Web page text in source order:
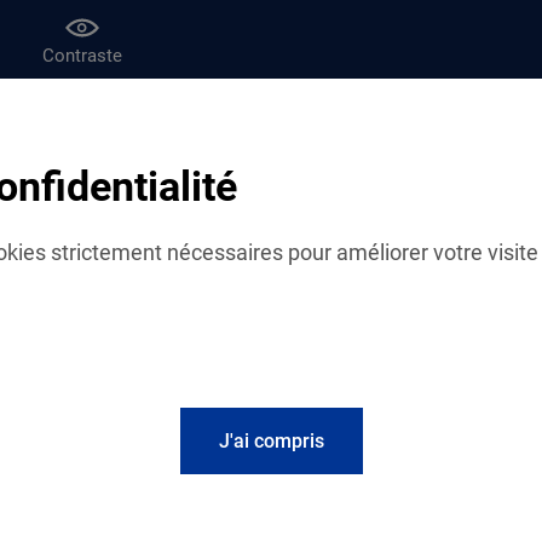
strictement nécessaires pour améliorer votre
J'ai compris
Contraste
Provins